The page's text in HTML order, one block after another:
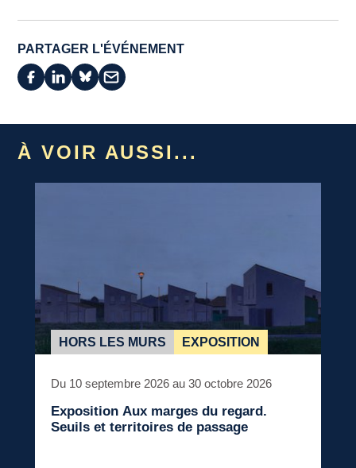
PARTAGER L'ÉVÉNEMENT
À VOIR AUSSI...
HORS LES MURS EXPOSITION
Du 10 septembre 2026 au 30 octobre 2026
Exposition Aux marges du regard.
Seuils et territoires de passage